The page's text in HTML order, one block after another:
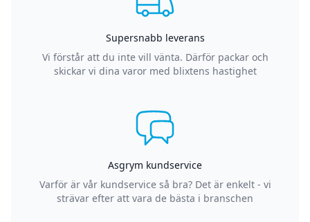
Supersnabb leverans
Vi förstår att du inte vill vänta. Därför packar och
skickar vi dina varor med blixtens hastighet
Asgrym kundservice
Varför är vår kundservice så bra? Det är enkelt - vi
strävar efter att vara de bästa i branschen